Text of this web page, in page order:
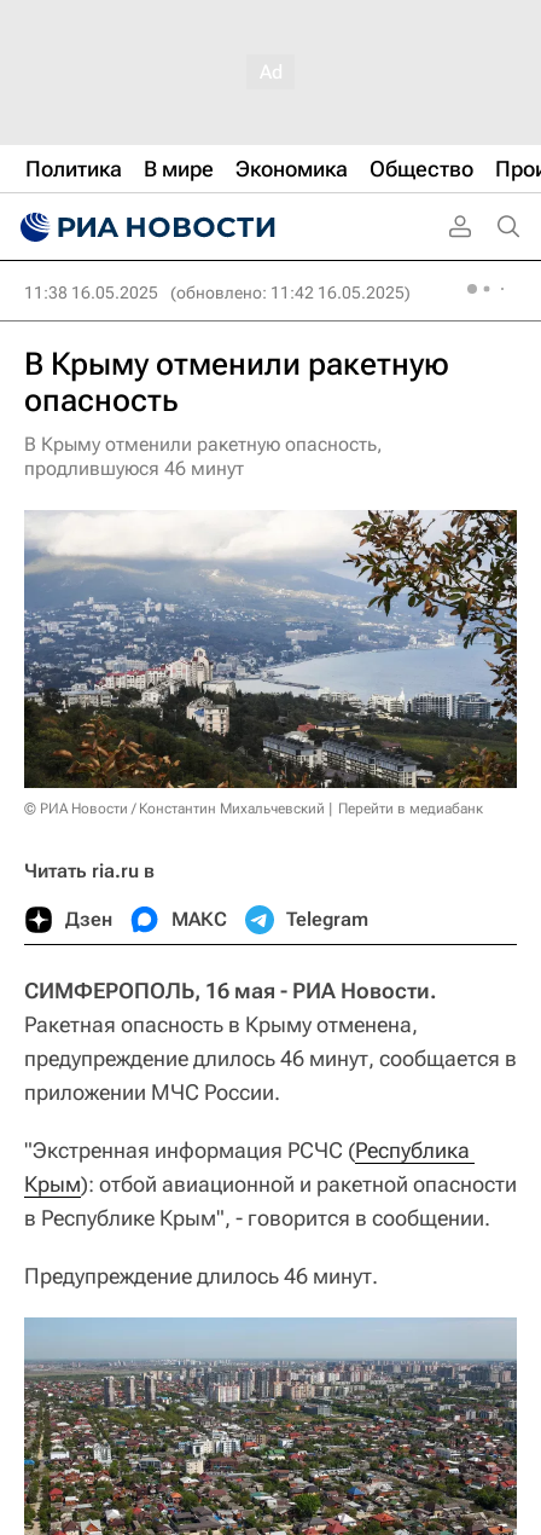
Политика В мире Экономика Общество
11:38 16.05.2025 (обновлено: 11:42 16.05.2025)
В Крыму отменили ракетную
опасность
В Крыму отменили ракетную опасность,
продлившуюся 46 минут
© РИА Новости / Константин Михальчевский Перейти в медиабанк
Читать ria.ru в
Дзен МАКС Telegram
СИМФЕРОПОЛЬ, 16 мая - РИА Новости.
Ракетная опасность в Крыму отменена,
предупреждение длилось 46 минут, сообщается в
приложении МЧС России.
"Экстренная информация РСЧС (Республика
Крым): отбой авиационной и ракетной опасности
в Республике Крым", - говорится в сообщении.
Предупреждение длилось 46 минут.